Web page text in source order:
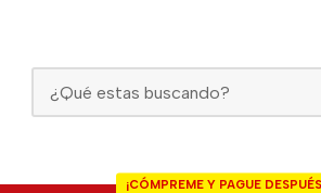
¡CÓMPREME Y PAGUE